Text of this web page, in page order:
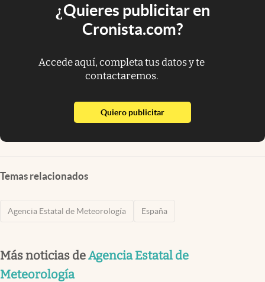
¿Quieres publicitar en
Cronista.com?
Accede aquí, completa tus datos y te
contactaremos.
Quiero publicitarabre en nueva pestaña
Temas relacionados
Agencia Estatal de Meteorología España
Más noticias deAgencia Estatal de
Meteorología